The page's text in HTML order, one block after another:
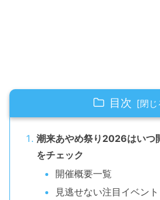
目次
潮来あやめ祭り2026はいつ
をチェック
開催概要一覧
見逃せない注目イベント